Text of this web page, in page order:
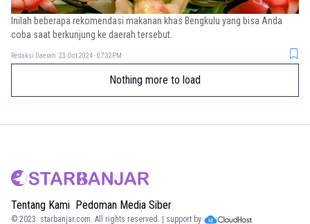
Inilah beberapa rekomendasi makanan khas Bengkulu yang bisa Anda
coba saat berkunjung ke daerah tersebut.
Redaksi Daerah 23 Oct 2024 - 07:32PM
Nothing more to load
Tentang Kami Pedoman Media Siber
© 2023. starbanjar.com. All rights reserved. | support by